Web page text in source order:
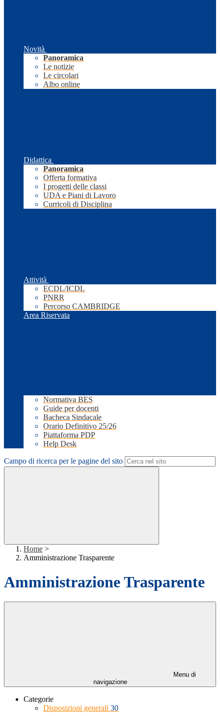
Novità
Panoramica
Le notizie
Le circolari
Albo online
Didattica
Panoramica
Offerta formativa
I progetti delle classi
UDA e Piani di Lavoro
Curricoli di Disciplina
Attività
ECDL/ICDL
PNRR
Percorso CAMBRIDGE
Area Riservata
Normativa BES
Guide per docenti
Bacheca Sindacale
Orario Definitivo 25/26
Piattaforma PDP
Help Desk
Campo di ricerca per le pagine del sito
Home >
Amministrazione Trasparente
Amministrazione Trasparente
Menu di
navigazione
Categorie
Disposizioni generali 30